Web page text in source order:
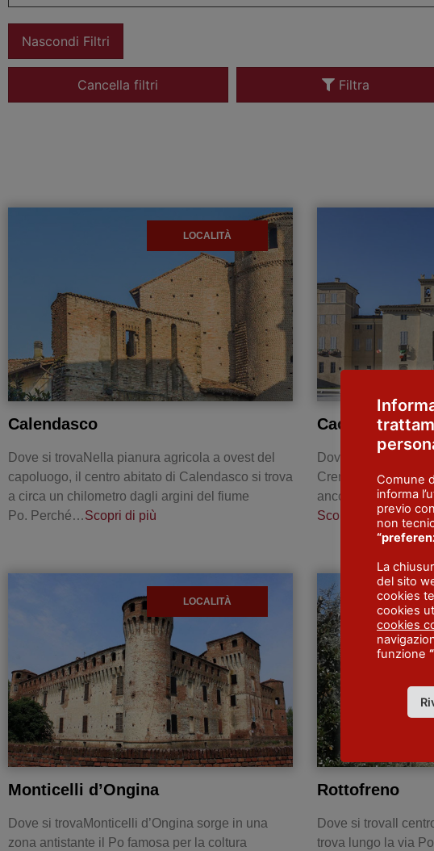
Nascondi Filtri
Cancella filtri Filtra
LOCALITÀ
Calendasco
Dove si trovaNella pianura agricola a ovest del
capoluogo, il centro abitato di Calendasco si trova
a circa un chilometro dagli argini del fiume
Po. Perché…Scopri di più
Caorso
Dove si trovaIl
Cremona lungo le
ancora emerge il
Scopri di più
LOCALITÀ
Monticelli d’Ongina
Dove si trovaMonticelli d’Ongina sorge in una
zona antistante il Po famosa per la coltura
Rottofreno
Dove si trovaIl
trova lungo la via
Comune
informa
previo
non
La
del sito
cookies
cookies
cookies
funzione